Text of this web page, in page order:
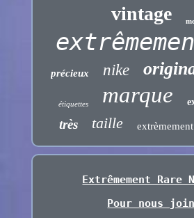
vintage
précieux nike
étiquettes marque
très taille extrèmement
Extrêmement Rare
Pour nous